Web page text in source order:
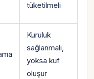
tüketilmeli
Kuruluk
sağlanmalı,
yoksa küf
oluşur